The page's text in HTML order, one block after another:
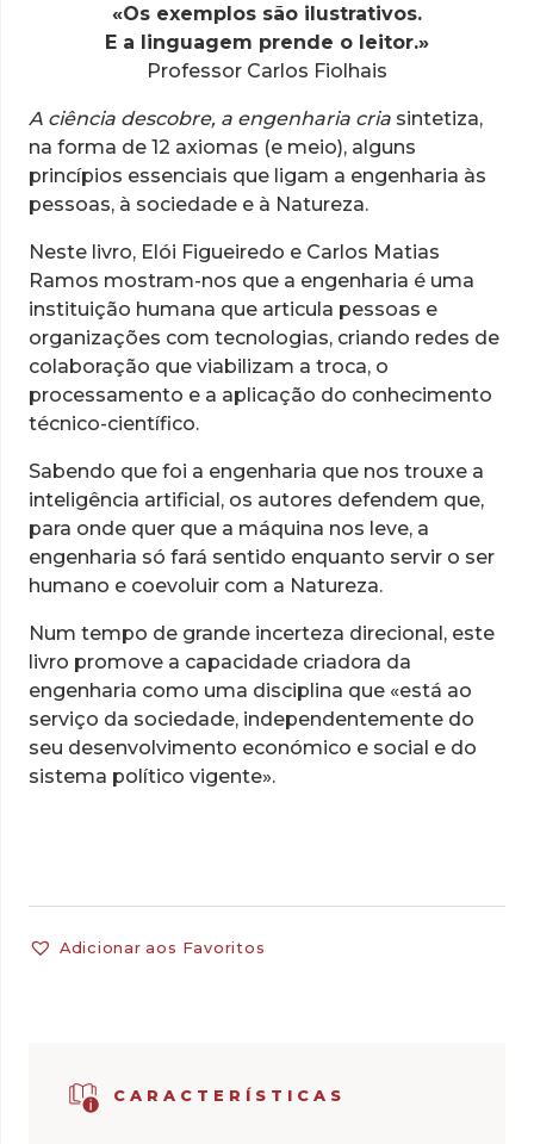
CARACTERÍSTICAS
«Os exemplos são ilustrativos.
E a linguagem prende o leitor.»
Professor Carlos Fiolhais
A ciência descobre, a engenharia cria sintetiza,
na forma de 12 axiomas (e meio), alguns
princípios essenciais que ligam a engenharia às
pessoas, à sociedade e à Natureza.
Neste livro, Elói Figueiredo e Carlos Matias
Ramos mostram-nos que a engenharia é uma
instituição humana que articula pessoas e
organizações com tecnologias, criando redes de
colaboração que viabilizam a troca, o
processamento e a aplicação do conhecimento
técnico-científico.
Sabendo que foi a engenharia que nos trouxe a
inteligência artificial, os autores defendem que,
para onde quer que a máquina nos leve, a
engenharia só fará sentido enquanto servir o ser
humano e coevoluir com a Natureza.
Num tempo de grande incerteza direcional, este
livro promove a capacidade criadora da
engenharia como uma disciplina que «está ao
serviço da sociedade, independentemente do
seu desenvolvimento económico e social e do
sistema político vigente».
Adicionar aos Favoritos